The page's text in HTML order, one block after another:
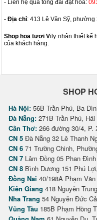
- Liên hệ qua tổng đài đặt hoa:
- Địa chỉ: 413 Lê Văn Sỹ, phường
Shop hoa tươi Vily nhận thiết kế
của khách hàng.
SHOP
Hà Nội: 56B Trần Phú, Ba
Đà Nẵng: 271B Trần Phú, Hải
Cần Thơ: 266 đường 30/4, P.
CN 5 Đà Nẵng 32 Lê Thanh
CN 6 71 Trường Chinh,
CN 7 Lâm Đồng 05 Phan
CN 8 Bình Dương 151 Phú
Đồng Nai 40/198A Phạm
Kiên Giang 418 Nguyễn
Nha Trang 54 Nguyễn Đức
Vũng Tàu 185B Phạm Hồng